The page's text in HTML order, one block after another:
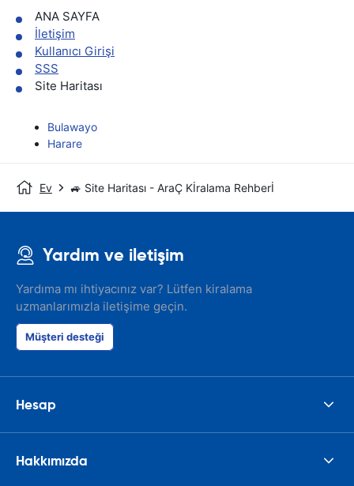
ANA SAYFA
İletişim
Kullanıcı Girişi
SSS
Site Haritası
Bulawayo
Harare
Ev 🚙 Site Haritası - AraÇ Kİralama Rehberİ
Yardım ve iletişim
Yardıma mı ihtiyacınız var? Lütfen kiralama
uzmanlarımızla iletişime geçin.
Müşteri desteği
Hesap
Hakkımızda